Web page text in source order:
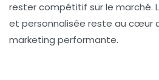
rester compétitif sur le marché.
et personnalisée reste au cœur
marketing performante.